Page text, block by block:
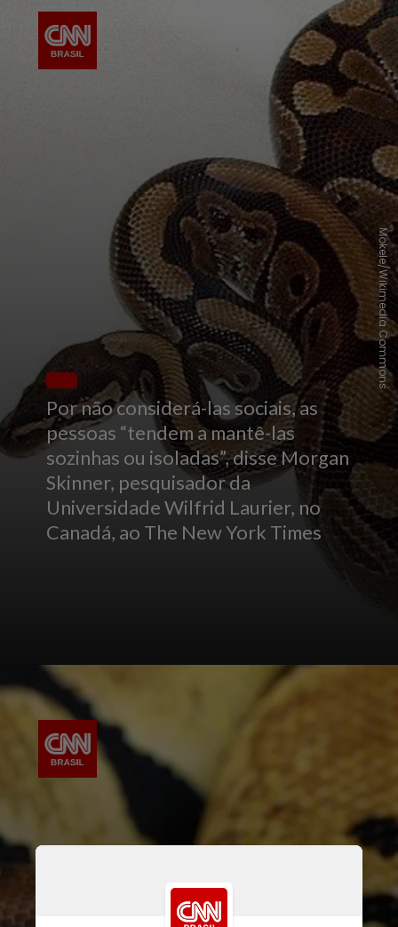
Por não considerá-las sociais, as
pessoas “tendem a mantê-las
sozinhas ou isoladas”, disse Morgan
Skinner, pesquisador da
Universidade Wilfrid Laurier, no
Canadá, ao The New York Times
Mokele/Wikimedia Commons